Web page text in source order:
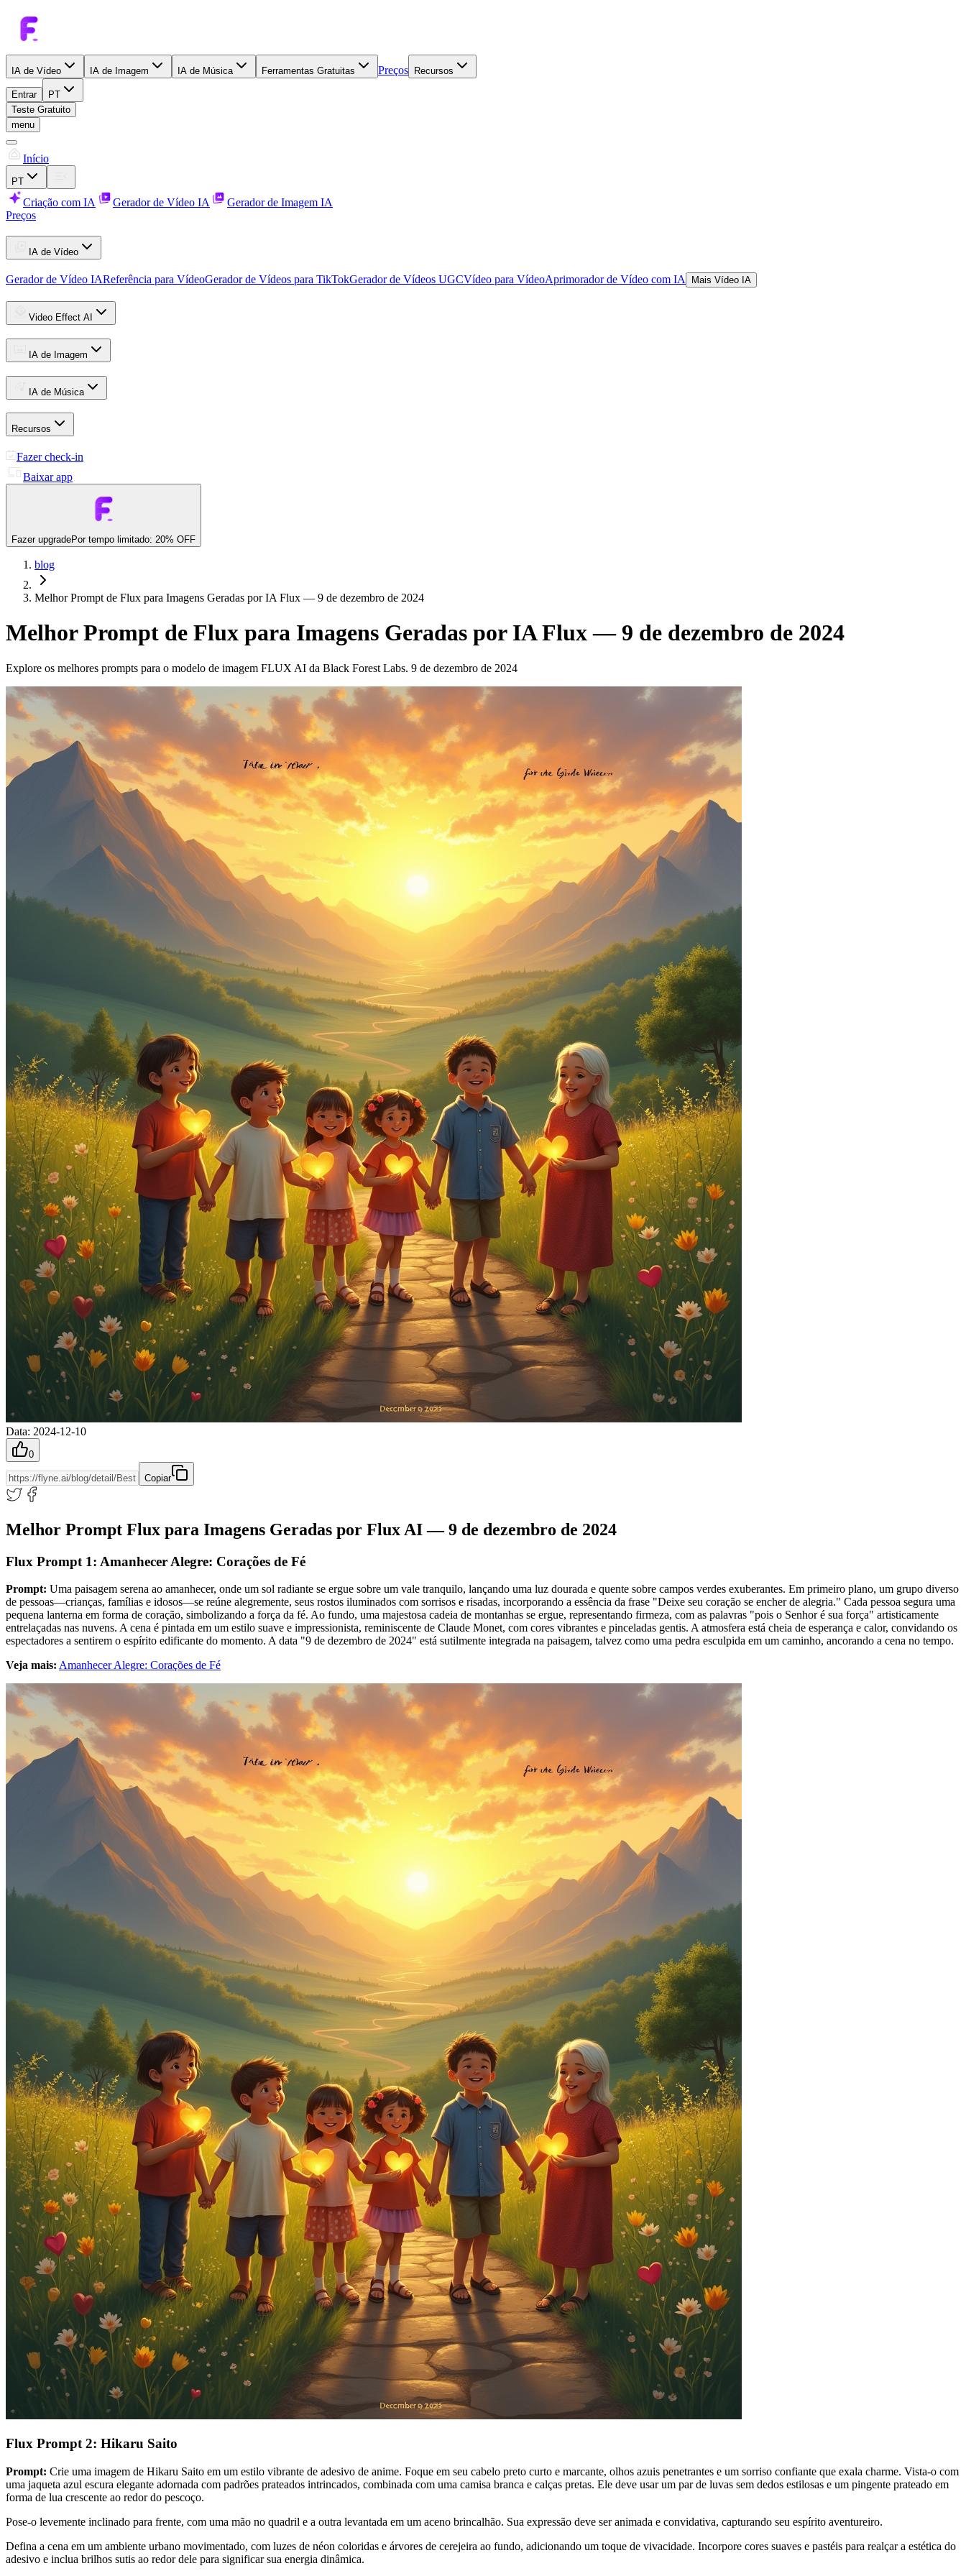
IA de Vídeo IA de Imagem IA de Música Ferramentas Gratuitas Preços Recursos
Entrar
PT
Teste Gratuito
menu
Início
PT
Criação com IA Gerador de Vídeo IA
Gerador de Imagem IA
Preços
IA de Vídeo
Gerador de Vídeo IAReferência para VídeoGerador de Vídeos para TikTokGerador de Vídeos UGCVídeo para VídeoAprimorador de Vídeo com IA Mais Vídeo IA
Video Effect AI
IA de Imagem
IA de Música
Recursos
Fazer check-in
Baixar app
Fazer upgradePor tempo limitado: 20% OFF
blog
Melhor Prompt de Flux para Imagens Geradas por IA Flux — 9 de dezembro de 2024
Melhor Prompt de Flux para Imagens Geradas por IA Flux — 9 de dezembro de 2024
Explore os melhores prompts para o modelo de imagem FLUX AI da Black Forest Labs. 9 de dezembro de 2024
Data: 2024-12-10
0
Copiar
Melhor Prompt Flux para Imagens Geradas por Flux AI — 9 de dezembro de 2024
Flux Prompt 1: Amanhecer Alegre: Corações de Fé
Prompt: Uma paisagem serena ao amanhecer, onde um sol radiante se ergue sobre um vale tranquilo, lançando uma luz dourada e quente sobre campos verdes exuberantes. Em primeiro plano, um grupo diverso
de pessoas—crianças, famílias e idosos—se reúne alegremente, seus rostos iluminados com sorrisos e risadas, incorporando a essência da frase "Deixe seu coração se encher de alegria." Cada pessoa segura uma
pequena lanterna em forma de coração, simbolizando a força da fé. Ao fundo, uma majestosa cadeia de montanhas se ergue, representando firmeza, com as palavras "pois o Senhor é sua força" artisticamente
entrelaçadas nas nuvens. A cena é pintada em um estilo suave e impressionista, reminiscente de Claude Monet, com cores vibrantes e pinceladas gentis. A atmosfera está cheia de esperança e calor, convidando os
espectadores a sentirem o espírito edificante do momento. A data "9 de dezembro de 2024" está sutilmente integrada na paisagem, talvez como uma pedra esculpida em um caminho, ancorando a cena no tempo.
Veja mais: Amanhecer Alegre: Corações de Fé
Flux Prompt 2: Hikaru Saito
Prompt: Crie uma imagem de Hikaru Saito em um estilo vibrante de adesivo de anime. Foque em seu cabelo preto curto e marcante, olhos azuis penetrantes e um sorriso confiante que exala charme. Vista-o com
uma jaqueta azul escura elegante adornada com padrões prateados intrincados, combinada com uma camisa branca e calças pretas. Ele deve usar um par de luvas sem dedos estilosas e um pingente prateado em
forma de lua crescente ao redor do pescoço.
Pose-o levemente inclinado para frente, com uma mão no quadril e a outra levantada em um aceno brincalhão. Sua expressão deve ser animada e convidativa, capturando seu espírito aventureiro.
Defina a cena em um ambiente urbano movimentado, com luzes de néon coloridas e árvores de cerejeira ao fundo, adicionando um toque de vivacidade. Incorpore cores suaves e pastéis para realçar a estética do
adesivo e inclua brilhos sutis ao redor dele para significar sua energia dinâmica.